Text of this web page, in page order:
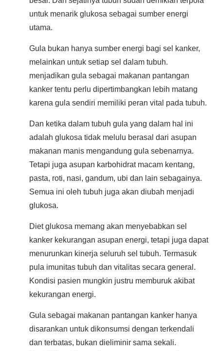
untuk menarik glukosa sebagai sumber energi
utama.
Gula bukan hanya sumber energi bagi sel kanker,
melainkan untuk setiap sel dalam tubuh.
menjadikan gula sebagai makanan pantangan
kanker tentu perlu dipertimbangkan lebih matang
karena gula sendiri memiliki peran vital pada tubuh.
Dan ketika dalam tubuh gula yang dalam hal ini
adalah glukosa tidak melulu berasal dari asupan
makanan manis mengandung gula sebenarnya.
Tetapi juga asupan karbohidrat macam kentang,
pasta, roti, nasi, gandum, ubi dan lain sebagainya.
Semua ini oleh tubuh juga akan diubah menjadi
glukosa.
Diet glukosa memang akan menyebabkan sel
kanker kekurangan asupan energi, tetapi juga dapat
menurunkan kinerja seluruh sel tubuh. Termasuk
pula imunitas tubuh dan vitalitas secara general.
Kondisi pasien mungkin justru memburuk akibat
kekurangan energi.
Gula sebagai makanan pantangan kanker hanya
disarankan untuk dikonsumsi dengan terkendali
dan terbatas, bukan dieliminir sama sekali.